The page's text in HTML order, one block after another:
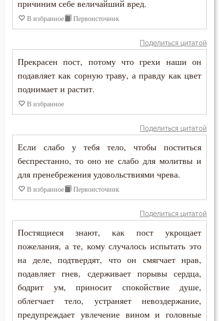
Порок
Последние времена
Пост
Праведность
Праздник
Праздность
Прелюбодеяние
Привычки
Пример
причиним себе величайший вред.
В избранное Первоисточник
Поделиться цитатой
Прекрасен пост, потому что грехи наши он
подавляет как сорную траву, а правду как цвет
поднимает и растит.
В избранное
Поделиться цитатой
Если слабо у тебя тело, чтобы поститься
беспрестанно, то оно не слабо для молитвы и
для пренебрежения удовольствиями чрева.
В избранное Первоисточник
Поделиться цитатой
Постящиеся знают, как пост укрощает
пожелания, а те, кому случалось испытать это
на деле, подтвердят, что он смягчает нрав,
подавляет гнев, сдерживает порывы сердца,
бодрит ум, приносит спокойствие душе,
облегчает тело, устраняет невоздержание,
предупреждает увлечение вином и головные